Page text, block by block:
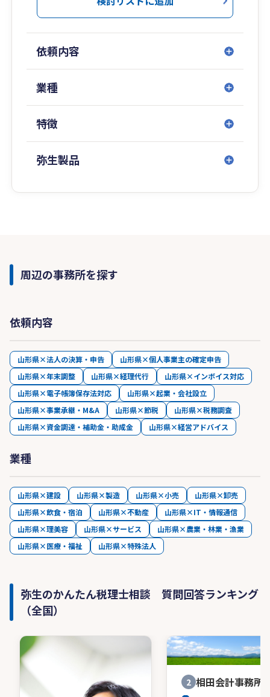
依頼内容
業種
特徴
弥生製品
周辺の事務所を探す
依頼内容
山形県×法人の決算・申告
山形県×個人事業主の確定申告
山形県×年末調整
山形県×経理代行
山形県×インボイス対応
山形県×電子帳簿保存法対応
山形県×起業・会社設立
山形県×事業承継・M&A
山形県×節税
山形県×税務調査
山形県×資金調達・補助金・助成金
山形県×経営アドバイス
業種
山形県×建設 山形県×製造 山形県×小売
山形県×卸売
山形県×飲食・宿泊
山形県×不動産
山形県×IT・情報通信
山形県×理美容
山形県×サービス
山形県×農業・林業・漁業
山形県×医療・福祉
山形県×特殊法人
弥生のかんたん税理士相談 質問回答ランキング
（全国）
2 相田会計事務所